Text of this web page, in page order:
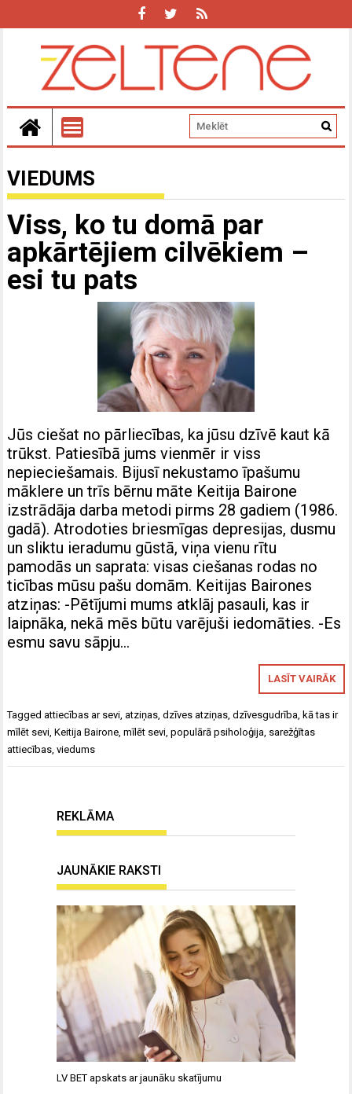
VIEDUMS
Viss, ko tu domā par
apkārtējiem cilvēkiem –
esi tu pats
Jūs ciešat no pārliecības, ka jūsu dzīvē kaut kā
trūkst. Patiesībā jums vienmēr ir viss
nepieciešamais. Bijusī nekustamo īpašumu
māklere un trīs bērnu māte Keitija Bairone
izstrādāja darba metodi pirms 28 gadiem (1986.
gadā). Atrodoties briesmīgas depresijas, dusmu
un sliktu ieradumu gūstā, viņa vienu rītu
pamodās un saprata: visas ciešanas rodas no
ticības mūsu pašu domām. Keitijas Bairones
atziņas: -Pētījumi mums atklāj pasauli, kas ir
laipnāka, nekā mēs būtu varējuši iedomāties. -Es
esmu savu sāpju…
LASĪT VAIRĀK
Taggedattiecības ar sevi ,atziņas ,dzīves atziņas ,dzīvesgudrība ,kā tas ir
mīlēt sevi ,Keitija Bairone ,mīlēt sevi ,populārā psiholoģija sarežģītas
attiecības ,viedums
REKLĀMA
JAUNĀKIE RAKSTI
LV BET apskats ar jaunāku skatījumu